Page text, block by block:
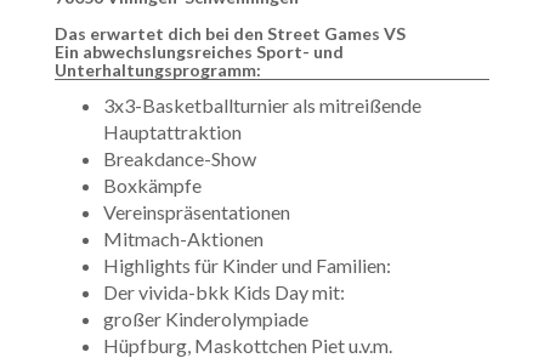
Das erwartet dich bei den Street Games VS
Ein abwechslungsreiches Sport- und
Unterhaltungsprogramm:
3x3-Basketballturnier als mitreißende
Hauptattraktion
Breakdance-Show
Boxkämpfe
Vereinspräsentationen
Mitmach-Aktionen
Highlights für Kinder und Familien:
Der vivida-bkk Kids Day mit:
großer Kinderolympiade
Hüpfburg, Maskottchen Piet u.v.m.